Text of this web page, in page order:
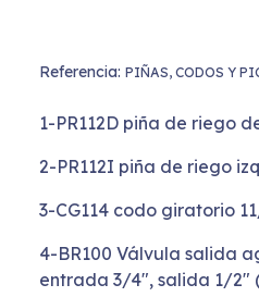
Referencia: PIÑAS, CODOS Y
1-PR112D piña de riego
2-PR112I piña de riego
3-CG114 codo giratorio
4-BR100 Válvula salida
entrada 3/4", salida 1/2"